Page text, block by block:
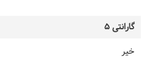
گارانتی 5
خیر